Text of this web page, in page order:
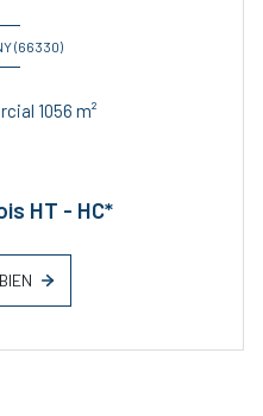
(66330)
Local commercial 1056 m²
HT - HC*